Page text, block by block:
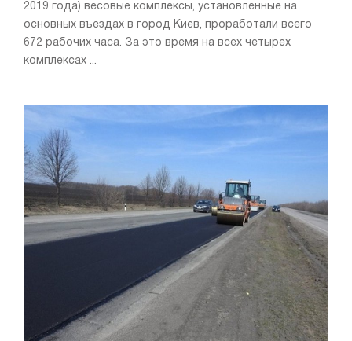
2019 года) весовые комплексы, установленные на
основных въездах в город Киев, проработали всего
672 рабочих часа. За это время на всех четырех
комплексах ...